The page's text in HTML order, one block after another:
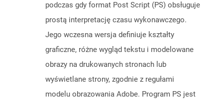
podczas gdy format Post Script (PS) obsługuje
prostą interpretację czasu wykonawczego.
Jego wczesna wersja definiuje kształty
graficzne, różne wygląd tekstu i modelowane
obrazy na drukowanych stronach lub
wyświetlane strony, zgodnie z regułami
modelu obrazowania Adobe. Program PS jest